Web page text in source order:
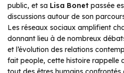
public, et sa Lisa Bonet passée
discussions autour de son
Les réseaux sociaux amplifient
donnant lieu à de nombreux
et l’évolution des relations
fait people, cette histoire rappelle